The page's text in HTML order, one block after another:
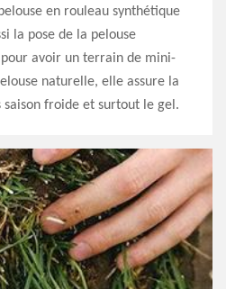
en rouleau synthétique
la pose de la pelouse
avoir un terrain de mini-
naturelle, elle assure la
saison froide et surtout le gel.